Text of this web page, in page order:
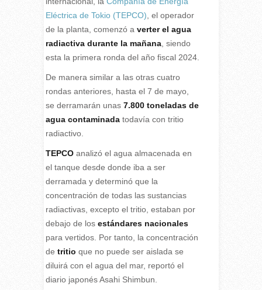
Eléctrica de Tokio (TEPCO) , el operador
de la planta, comenzó a verter el agua
radiactiva durante la mañana, siendo
esta la primera ronda del año fiscal 2024.
De manera similar a las otras cuatro
rondas anteriores, hasta el 7 de mayo,
se derramarán unas 7.800 toneladas de
agua contaminadatodavía con tritio
radiactivo.
TEPCOanalizó el agua almacenada en
el tanque desde donde iba a ser
derramada y determinó que la
concentración de todas las sustancias
radiactivas, excepto el tritio, estaban por
debajo de losestándares nacionales
para vertidos. Por tanto, la concentración
de tritio que no puede ser aislada se
diluirá con el agua del mar, reportó el
diario japonés Asahi Shimbun.